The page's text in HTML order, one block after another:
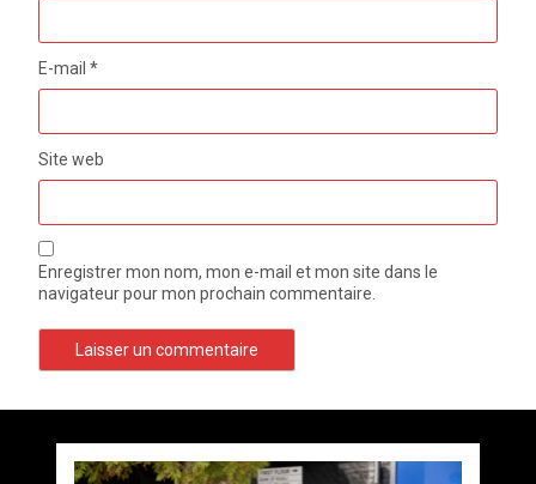
E-mail*
Site web
Enregistrer mon nom, mon e-mail et mon site dans le
navigateur pour mon prochain commentaire.